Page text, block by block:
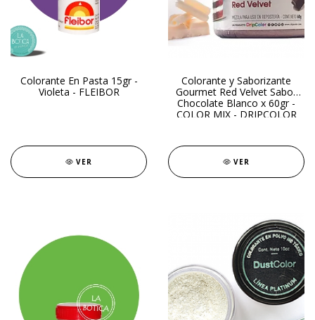
Colorante En Pasta 15gr -
Violeta - FLEIBOR
VER
Colorante y Saborizante
Gourmet Red Velvet Sabor
Chocolate Blanco x 60gr -
COLOR MIX - DRIPCOLOR
VER